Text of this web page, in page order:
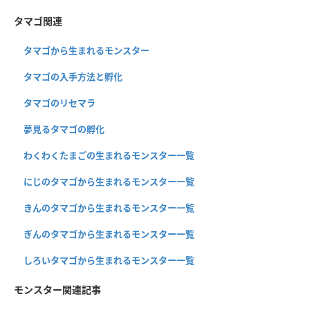
タマゴ関連
タマゴから生まれるモンスター
タマゴの入手方法と孵化
タマゴのリセマラ
夢見るタマゴの孵化
わくわくたまごの生まれるモンスター一覧
にじのタマゴから生まれるモンスター一覧
きんのタマゴから生まれるモンスター一覧
ぎんのタマゴから生まれるモンスター一覧
しろいタマゴから生まれるモンスター一覧
モンスター関連記事